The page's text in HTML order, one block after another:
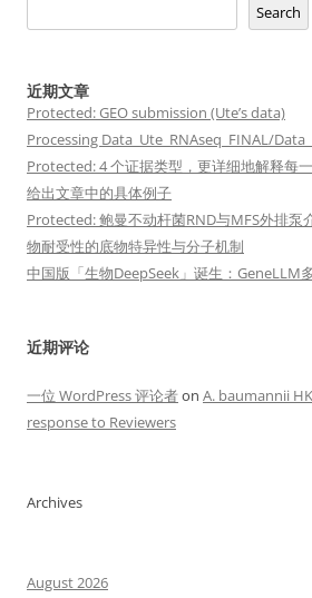
Search
近期文章
Protected: GEO submission (Ute’s data)
Processing Data_Ute_RNAseq_FINAL/
Protected: 4 个证据类型，更详细地解释每
给出文章中的具体例子
Protected: 鲍曼不动杆菌RND与MFS外排泵
物耐受性的底物特异性与分子机制
中国版「生物DeepSeek」诞生：GeneLLM
近期评论
一位 WordPress 评论者on A. baumannii
response to Reviewers
Archives
August 2026